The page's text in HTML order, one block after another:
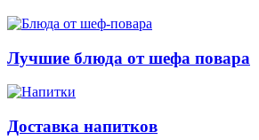
Лучшие блюда от шефа повара
Доставка напитков